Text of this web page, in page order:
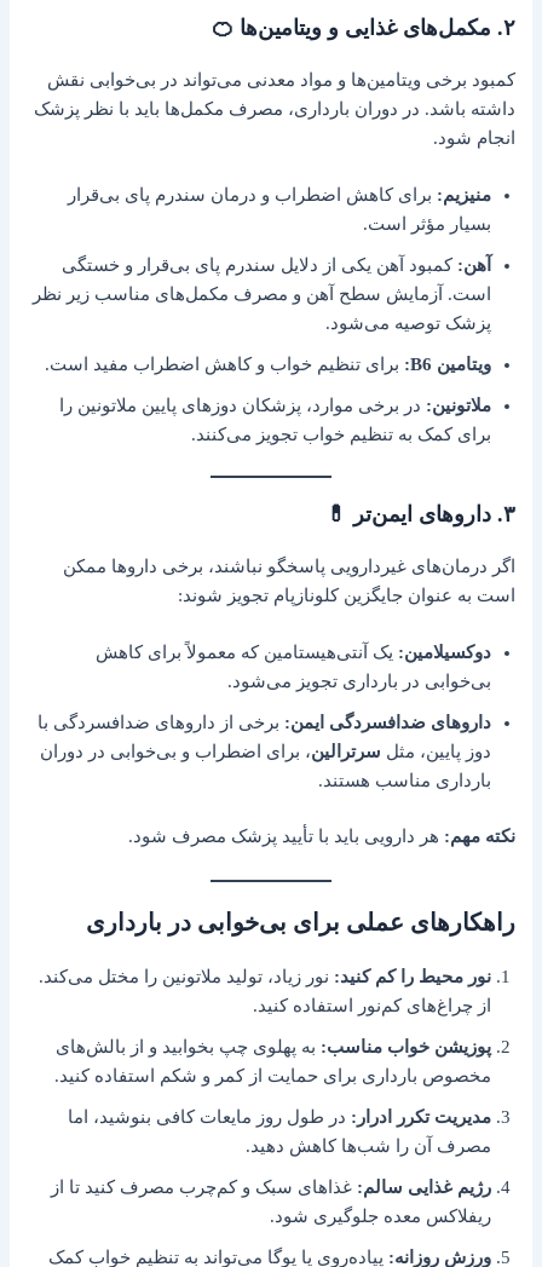
۲. مکمل‌های غذایی و ویتامین‌ها 🍊
کمبود برخی ویتامین‌ها و مواد معدنی می‌تواند در بی‌خوابی نقش
داشته باشد. در دوران بارداری، مصرف مکمل‌ها باید با نظر پزشک
انجام شود.
منیزیم: برای کاهش اضطراب و درمان سندرم پای بی‌قرار
بسیار مؤثر است.
آهن: کمبود آهن یکی از دلایل سندرم پای بی‌قرار و خستگی
است. آزمایش سطح آهن و مصرف مکمل‌های مناسب زیر نظر
پزشک توصیه می‌شود.
ویتامین B6: برای تنظیم خواب و کاهش اضطراب مفید است.
ملاتونین: در برخی موارد، پزشکان دوزهای پایین ملاتونین را
برای کمک به تنظیم خواب تجویز می‌کنند.
۳. داروهای ایمن‌تر 💊
اگر درمان‌های غیردارویی پاسخگو نباشند، برخی داروها ممکن
است به عنوان جایگزین کلونازپام تجویز شوند:
دوکسیلامین: یک آنتی‌هیستامین که معمولاً برای کاهش
بی‌خوابی در بارداری تجویز می‌شود.
داروهای ضدافسردگی ایمن: برخی از داروهای ضدافسردگی با
دوز پایین، مثل سرترالین، برای اضطراب و بی‌خوابی در دوران
بارداری مناسب هستند.
نکته مهم: هر دارویی باید با تأیید پزشک مصرف شود.
راهکارهای عملی برای بی‌خوابی در بارداری
نور محیط را کم کنید: نور زیاد، تولید ملاتونین را مختل می‌کند.
از چراغ‌های کم‌نور استفاده کنید.
پوزیشن خواب مناسب: به پهلوی چپ بخوابید و از بالش‌های
مخصوص بارداری برای حمایت از کمر و شکم استفاده کنید.
مدیریت تکرر ادرار: در طول روز مایعات کافی بنوشید، اما
مصرف آن را شب‌ها کاهش دهید.
رژیم غذایی سالم: غذاهای سبک و کم‌چرب مصرف کنید تا از
ریفلاکس معده جلوگیری شود.
ورزش روزانه: پیاده‌روی یا یوگا می‌تواند به تنظیم خواب کمک